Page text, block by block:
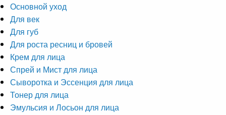
Основной уход
Для век
Для губ
Для роста ресниц и бровей
Крем для лица
Спрей и Мист для лица
Сыворотка и Эссенция для лица
Тонер для лица
Эмульсия и Лосьон для лица